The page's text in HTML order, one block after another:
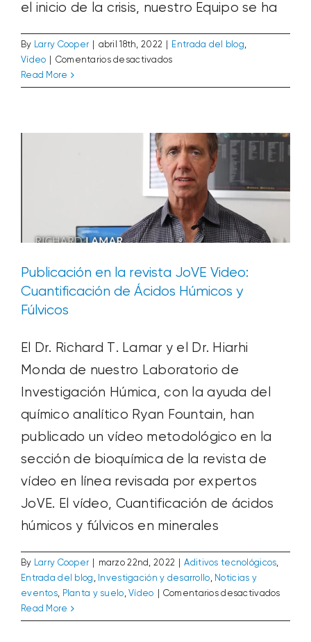
el inicio de la crisis, nuestro Equipo se ha
By Larry Cooper abril 18th, 2022 Entrada del blog,
Vídeo
Comentarios desactivadosen
con
mensaje
en
vídeo
de
Bio
Huma
Netics
Read More
Publicación en la revista JoVE Video:
Cuantificación de Ácidos Húmicos y
Fúlvicos
y suelo Vídeo
Publicación en la revista JoVE Video:
Cuantificación de Ácidos Húmicos y
Fúlvicos
El Dr. Richard T. Lamar y el Dr. Hiarhi
Monda de nuestro Laboratorio de
Investigación Húmica, con la ayuda del
químico analítico Ryan Fountain, han
publicado un vídeo metodológico en la
sección de bioquímica de la revista de
vídeo en línea revisada por expertos
JoVE. El vídeo, Cuantificación de ácidos
húmicos y fúlvicos en minerales
By Larry Cooper marzo 22nd, 2022 Aditivos tecnológicos,
Entrada del blog , Investigación y desarrollo, Noticias y
eventos, Planta y suelo,Vídeo Comentarios desactivadosen
en
Read MoreEl proceso de garantía de calidad de